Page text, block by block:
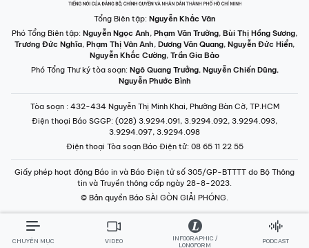
Tổng Biên tập: Nguyễn Khắc Văn
Phó Tổng Biên tập: Nguyễn Ngọc Anh, Phạm Văn Trường, Bùi Thị Hồng Sương,
Trương Đức Nghĩa, Phạm Thị Vân Anh, Dương Văn Quang, Nguyễn Đức Hiển,
Nguyễn Khắc Cường, Trần Gia Bảo
Phó Tổng Thư ký tòa soạn: Ngô Quang Trưởng, Nguyễn Chiến Dũng,
Nguyễn Phước Bình
Tòa soạn : 432-434 Nguyễn Thị Minh Khai, Phường Bàn Cờ, TP.HCM
Điện thoại Báo SGGP: (028) 3.9294.091, 3.9294.092, 3.9294.093,
3.9294.097, 3.9294.098
Điện thoại Tòa soạn Báo Điện tử: 08 65 11 22 55
Giấy phép hoạt động Báo in và Báo Điện tử số 305/GP-BTTTT do Bộ Thông
tin và Truyền thông cấp ngày 28-8-2023.
© Bản quyền Báo SÀI GÒN GIẢI PHÓNG.
CHUYÊN MỤC VIDEO
INFOGRAPHIC /
LONGFORM
PODCAST